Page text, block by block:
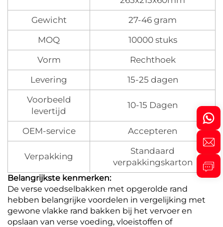
Gewicht
27-46 gram
MOQ
10000 stuks
Vorm
Rechthoek
Levering
15-25 dagen
Voorbeeld
levertijd
10-15 Dagen
OEM-service Accepteren
Verpakking
Standaard
verpakkingskarton
Belangrijkste kenmerken:
De verse voedselbakken met opgerolde rand
hebben belangrijke voordelen in vergelijking met
gewone vlakke rand bakken bij het vervoer en
opslaan van verse voeding, vloeistoffen of